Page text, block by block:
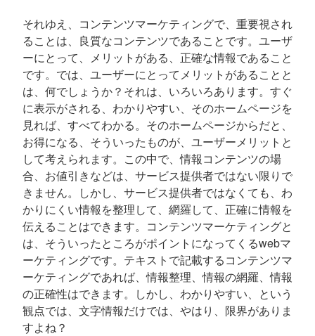
それゆえ、コンテンツマーケティングで、重要視され
ることは、良質なコンテンツであることです。ユーザ
ーにとって、メリットがある、正確な情報であること
です。では、ユーザーにとってメリットがあることと
は、何でしょうか？それは、いろいろあります。すぐ
に表示がされる、わかりやすい、そのホームページを
見れば、すべてわかる。そのホームページからだと、
お得になる、そういったものが、ユーザーメリットと
して考えられます。この中で、情報コンテンツの場
合、お値引きなどは、サービス提供者ではない限りで
きません。しかし、サービス提供者ではなくても、わ
かりにくい情報を整理して、網羅して、正確に情報を
伝えることはできます。コンテンツマーケティングと
は、そういったところがポイントになってくるwebマ
ーケティングです。テキストで記載するコンテンツマ
ーケティングであれば、情報整理、情報の網羅、情報
の正確性はできます。しかし、わかりやすい、という
観点では、文字情報だけでは、やはり、限界がありま
すよね？